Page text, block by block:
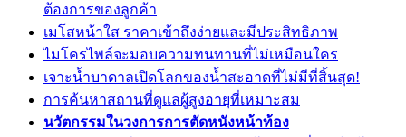
ต้องการของลูกค้า
เมโสหน้าใส ราคาเข้าถึงง่ายและมีประสิทธิภาพ
ไมโครไพล์จะมอบความทนทานที่ไม่เหมือนใคร
เจาะน้ำบาดาลเปิดโลกของน้ำสะอาดที่ไม่มีที่สิ้นสุด!
การค้นหาสถานที่ดูแลผู้สูงอายุที่เหมาะสม
นวัตกรรมในวงการการตัดหนังหน้าท้อง